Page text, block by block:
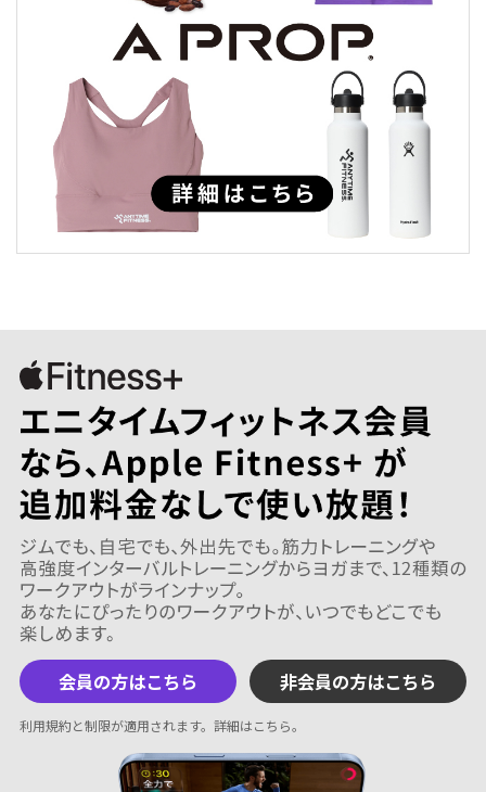
会員の方はこちら 非会員の方はこちら
利用規約と制限が適用されます。 詳細はこちら。